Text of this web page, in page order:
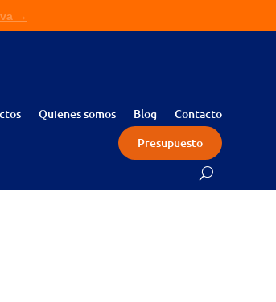
compromiso →
→
Quienes somos Blog
Contacto
Presupuesto